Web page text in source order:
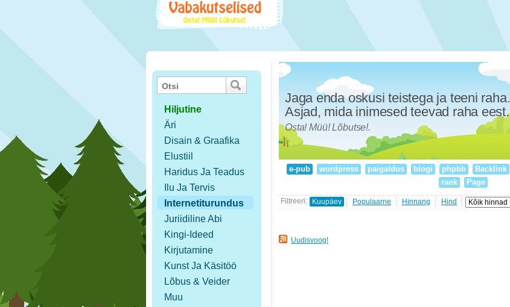
Hiljutine
Äri
Disain & Graafika
Elustiil
Haridus Ja Teadus
Ilu Ja Tervis
Internetiturundus
Juriidiline Abi
Kingi-Ideed
Kirjutamine
Kunst Ja Käsitöö
Lõbus & Veider
Muu
Jaga enda oskusi teistega ja teeni raha.
Asjad, mida inimesed teevad raha eest.
Osta! Müü! Lõbutse!.
e-pub wordpress paigaldus blogi phpbb Backlink
rank
Page
Filtreeri: Kuupäev Populaarne Hinnang Hind
Uudisvoog!